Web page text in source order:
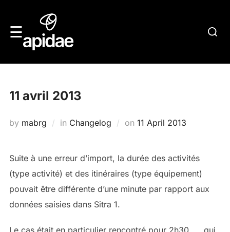
content
☰
Search
11 avril 2013
by mabrg in Changelog on Posted
11 April 2013
Suite à une erreur d’import, la durée des activités
(type activité) et des itinéraires (type équipement)
pouvait être différente d’une minute par rapport aux
données saisies dans Sitra 1.
Le cas était en particulier rencontré pour 2h30, … qui